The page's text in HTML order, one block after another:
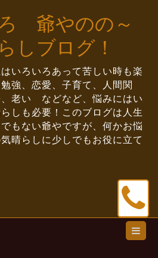
爺やのの～
しブログ！
いろいろあって苦しい時も楽
強、恋愛、子育て、人間関
老い などなど、悩みにはい
しも必要！このブログは人生
もない爺やですが、何かお悩
晴らしに少しでもお役に立て